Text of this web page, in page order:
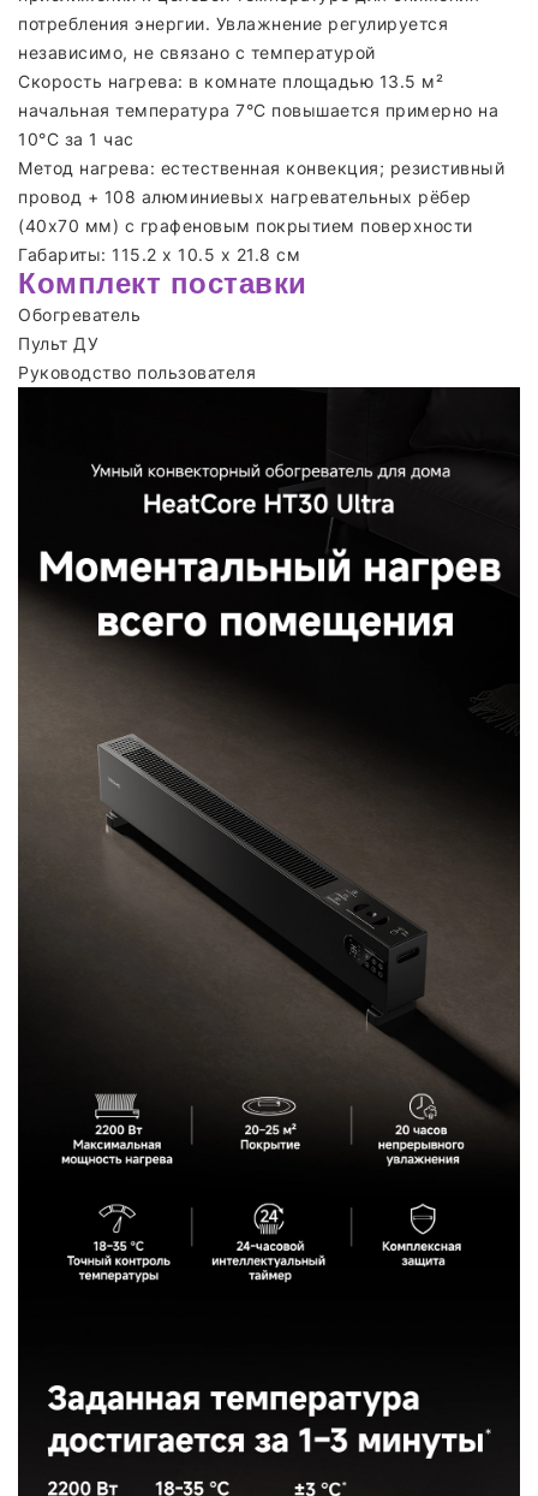
потребления энергии. Увлажнение регулируется
независимо, не связано с температурой
Скорость нагрева: в комнате площадью 13.5 м²
начальная температура 7°C повышается примерно на
10°C за 1 час
Метод нагрева: естественная конвекция; резистивный
провод + 108 алюминиевых нагревательных рёбер
(40х70 мм) с графеновым покрытием поверхности
Габариты: 115.2 х 10.5 х 21.8 см
Комплект поставки
Обогреватель
Пульт ДУ
Руководство пользователя